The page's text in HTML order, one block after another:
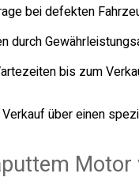
bei defekten
durch
bis zum
über einen
Motor